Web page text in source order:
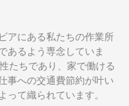
アにある私たちの作業所
あるよう専念していま
たちであり、家で働ける
事への交通費節約が叶い
って織られています。